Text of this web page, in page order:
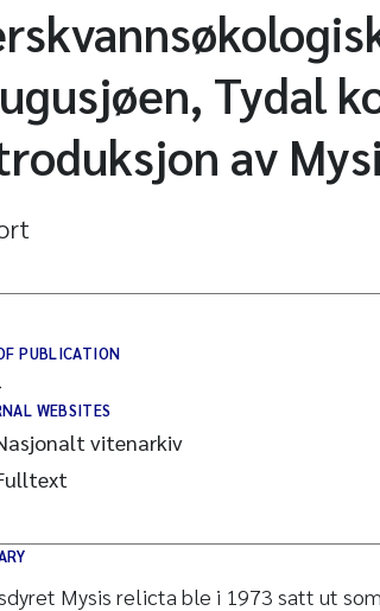
Tydal
av
PUBLICATION
WEBSITES
vitenarkiv
Mysis relicta ble i 1973 satt ut